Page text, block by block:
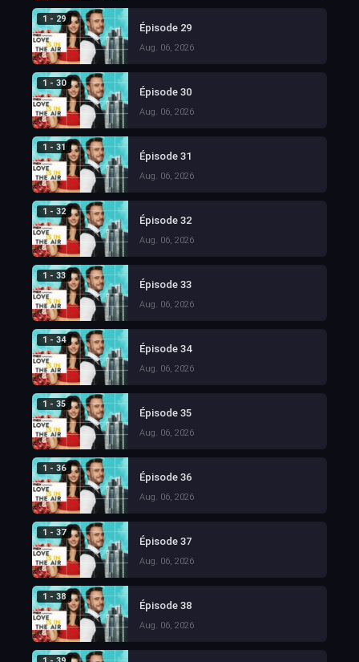
1 - 29
Épisode 29
Aug. 06, 2026
1 - 30
Épisode 30
Aug. 06, 2026
1 - 31
Épisode 31
Aug. 06, 2026
1 - 32
Épisode 32
Aug. 06, 2026
1 - 33
Épisode 33
Aug. 06, 2026
1 - 34
Épisode 34
Aug. 06, 2026
1 - 35
Épisode 35
Aug. 06, 2026
1 - 36
Épisode 36
Aug. 06, 2026
1 - 37
Épisode 37
Aug. 06, 2026
1 - 38
Épisode 38
Aug. 06, 2026